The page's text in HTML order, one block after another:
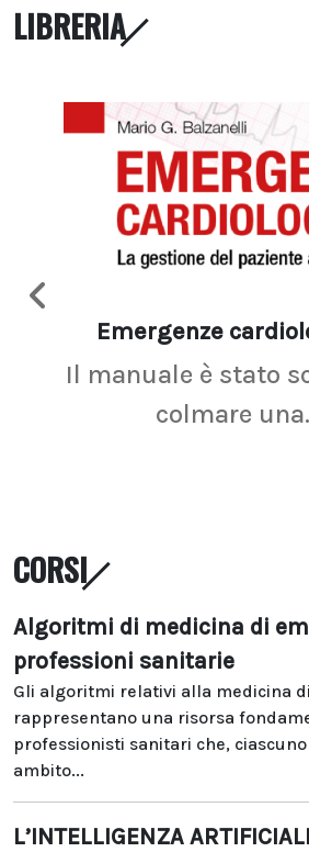
LIBRERIA
Emergenze
Il manuale è stato
colmare
CORSI
Algoritmi di medicina di
professioni sanitarie
Gli algoritmi relativi alla medicina
rappresentano una risorsa
professionisti sanitari che,
ambito...
L’INTELLIGENZA